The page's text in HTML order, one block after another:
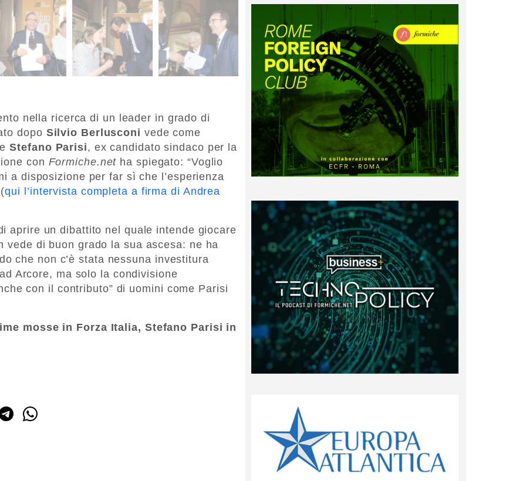
nella ricerca di un leader in grado di
dopo Silvio Berlusconi vede come
Stefano Parisi, ex candidato sindaco per la
con Formiche.net ha spiegato: “Voglio
a disposizione per far sì che l’esperienza
qui l’intervista completa a firma di Andrea
aprire un dibattito nel quale intende giocare
vede di buon grado la sua ascesa: ne ha
che non c’è stata nessuna investitura
Arcore, ma solo la condivisione
con il contributo” di uomini come Parisi
mosse in Forza Italia, Stefano Parisi in